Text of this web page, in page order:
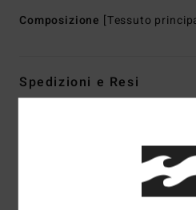
Composizione [Tessuto
Spedizioni e Resi
Recensioni dei clienti